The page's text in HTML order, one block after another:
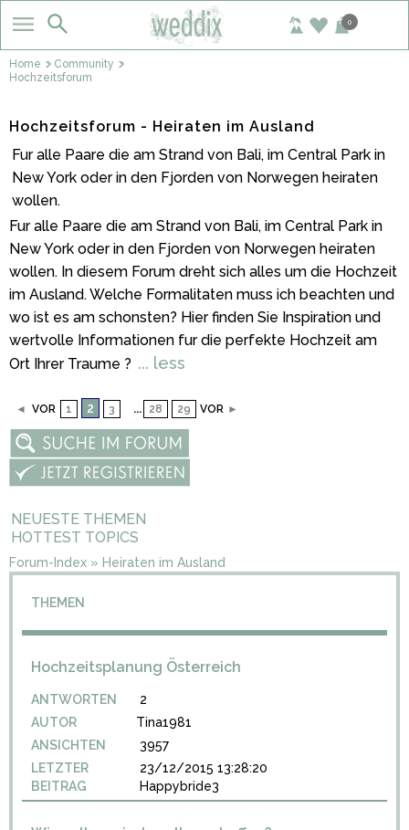
0
Home
Community
Hochzeitsforum
Hochzeitsforum - Heiraten im Ausland
Fur alle Paare die am Strand von Bali, im Central Park in
New York oder in den Fjorden von Norwegen heiraten
wollen.
Fur alle Paare die am Strand von Bali, im Central Park in
New York oder in den Fjorden von Norwegen heiraten
wollen. In diesem Forum dreht sich alles um die Hochzeit
im Ausland. Welche Formalitaten muss ich beachten und
wo ist es am schonsten? Hier finden Sie Inspiration und
wertvolle Informationen fur die perfekte Hochzeit am
Ort Ihrer Traume ? ... less
◄ VOR 1 2 3 ... 28 29 VOR ►
NEUESTE THEMEN
HOTTEST TOPICS
Forum-Index » Heiraten im Ausland
THEMEN
Hochzeitsplanung Österreich
ANTWORTEN
2
AUTOR
Tina1981
ANSICHTEN
3957
LETZTER
BEITRAG
23/12/2015 13:28:20
Happybride3